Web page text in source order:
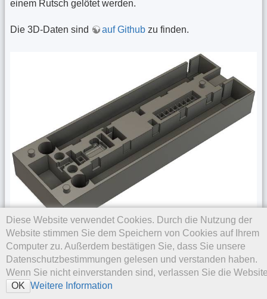
einem Rutsch gelötet werden.
Die 3D-Daten sind auf Github zu finden.
Diese Website verwendet Cookies. Durch die Nutzung der
Website stimmen Sie dem Speichern von Cookies auf Ihrem
Computer zu. Außerdem bestätigen Sie, dass Sie unsere
Datenschutzbestimmungen gelesen und verstanden haben.
Wenn Sie nicht einverstanden sind, verlassen Sie die
OK Weitere Information